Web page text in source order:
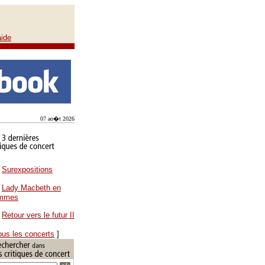
07 ao�t 2026
Surexpositions
Lady Macbeth en
Retour vers le futur II
les concerts ]